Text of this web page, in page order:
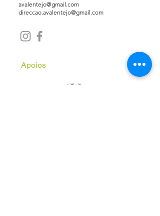
avalentejo@gmail.com
direccao.avalentejo@gmail.com
Apoios